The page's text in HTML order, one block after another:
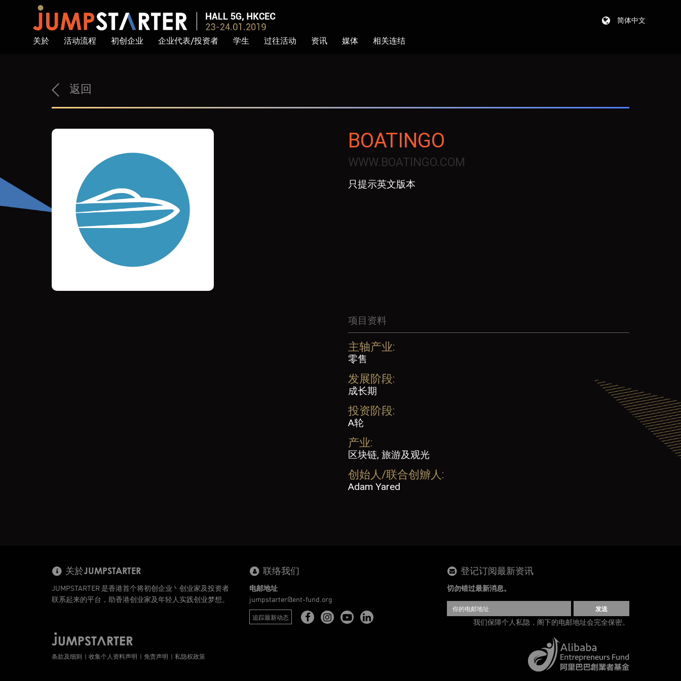
关於 活动流程 初创企业 企业代表/投资者 学生 过往活动 资讯 媒体 相关连结
简体中文
返回
BOATINGO
WWW.BOATINGO.COM
只提示英文版本
项目资料
主轴产业:
零售
发展阶段:
成长期
投资阶段:
A轮
产业:
区块链, 旅游及观光
创始人/联合创辧人:
Adam Yared
关於JUMPSTARTER
JUMPSTARTER 是香港首个将初创企业丶创业家及投资者
联系起来的平台，助香港创业家及年轻人实践创业梦想。
联络我们
电邮地址
jumpstarter@ent-fund.org
追踪最新动态
登记订阅最新资讯
切勿错过最新消息。
发送
我们保障个人私隐，阁下的电邮地址会完全保密。
条款及细则 收集个人资料声明 免责声明 私隐权政策